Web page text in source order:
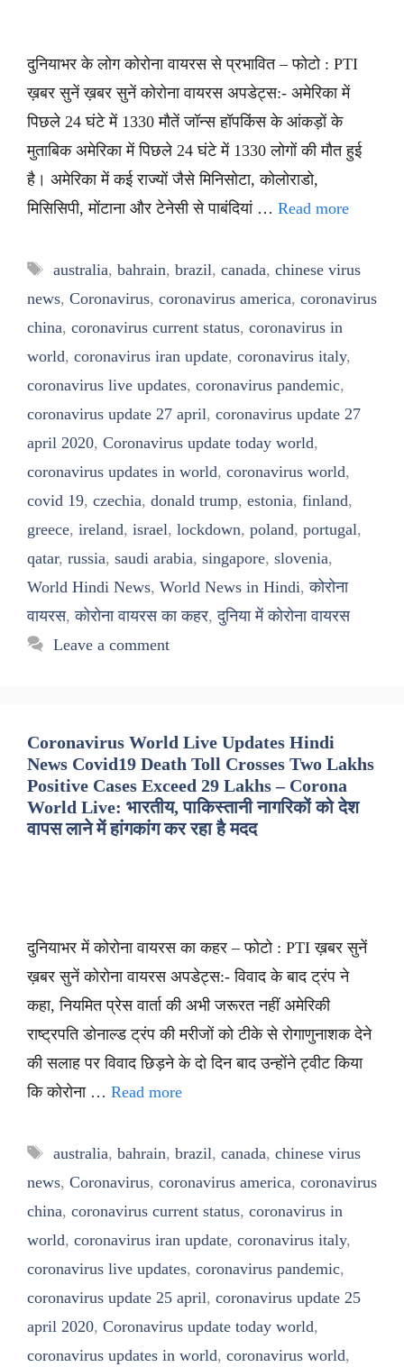
दुनियाभर के लोग कोरोना वायरस से प्रभावित – फोटो : PTI
ख़बर सुनें ख़बर सुनें कोरोना वायरस अपडेट्स:- अमेरिका में
पिछले 24 घंटे में 1330 मौतें जॉन्स हॉपकिंस के आंकड़ों के
मुताबिक अमेरिका में पिछले 24 घंटे में 1330 लोगों की मौत हुई
है। अमेरिका में कई राज्यों जैसे मिनिसोटा, कोलोराडो,
मिसिसिपी, मोंटाना और टेनेसी से पाबंदियां … Read more
Tags
australia, bahrain, brazil, canada, chinese virus
news, Coronavirus, coronavirus america, coronavirus
china, coronavirus current status, coronavirus in
world, coronavirus iran update, coronavirus italy,
coronavirus live updates, coronavirus pandemic,
coronavirus update 27 april, coronavirus update 27
april 2020, Coronavirus update today world,
coronavirus updates in world, coronavirus world,
covid 19, czechia, donald trump, estonia, finland,
greece, ireland, israel, lockdown, poland, portugal,
qatar, russia, saudi arabia, singapore, slovenia,
World Hindi News, World News in Hindi,कोरोना
वायरस,कोरोना वायरस का कहर,दुनिया में कोरोना वायरस
Leave a comment
Coronavirus World Live Updates Hindi
News Covid19 Death Toll Crosses Two Lakhs
Positive Cases Exceed 29 Lakhs – Corona
World Live: भारतीय, पाकिस्तानी नागरिकों को देश
वापस लाने में हांगकांग कर रहा है मदद
दुनियाभर में कोरोना वायरस का कहर – फोटो : PTI ख़बर सुनें
ख़बर सुनें कोरोना वायरस अपडेट्स:- विवाद के बाद ट्रंप ने
कहा, नियमित प्रेस वार्ता की अभी जरूरत नहीं अमेरिकी
राष्ट्रपति डोनाल्ड ट्रंप की मरीजों को टीके से रोगाणुनाशक देने
की सलाह पर विवाद छिड़ने के दो दिन बाद उन्होंने ट्वीट किया
कि कोरोना … Read more
Tags
australia, bahrain, brazil, canada, chinese virus
news, Coronavirus, coronavirus america, coronavirus
china, coronavirus current status, coronavirus in
world, coronavirus iran update, coronavirus italy,
coronavirus live updates, coronavirus pandemic,
coronavirus update 25 april, coronavirus update 25
april 2020, Coronavirus update today world,
coronavirus updates in world, coronavirus world,